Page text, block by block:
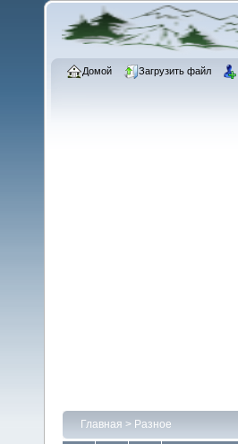
Домой Загрузить файл
Главная > Разное